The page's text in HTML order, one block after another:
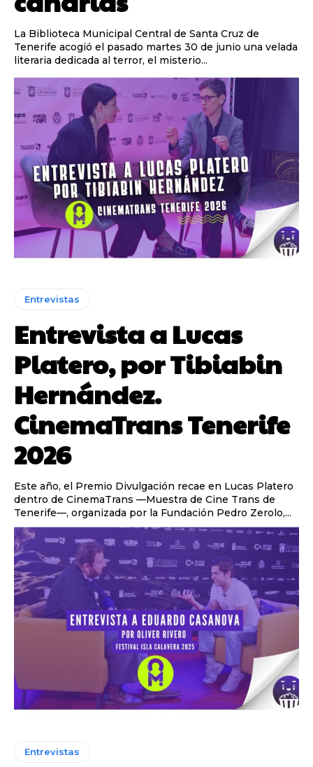
La Biblioteca Municipal Central de Santa Cruz de
Tenerife acogió el pasado martes 30 de junio una velada
literaria dedicada al terror, el misterio...
Entrevistas
Entrevista a Lucas
Platero, por Tibiabin
Hernández.
CinemaTrans Tenerife
2026
Este año, el Premio Divulgación recae en Lucas Platero
dentro de CinemaTrans —Muestra de Cine Trans de
Tenerife—, organizada por la Fundación Pedro Zerolo,...
Entrevistas